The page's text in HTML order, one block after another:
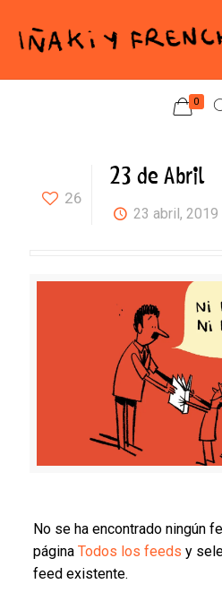
0
26
23 de Abril
23 abril, 2019
No se ha encontrado ningún
página Todos los feeds y
feed existente.